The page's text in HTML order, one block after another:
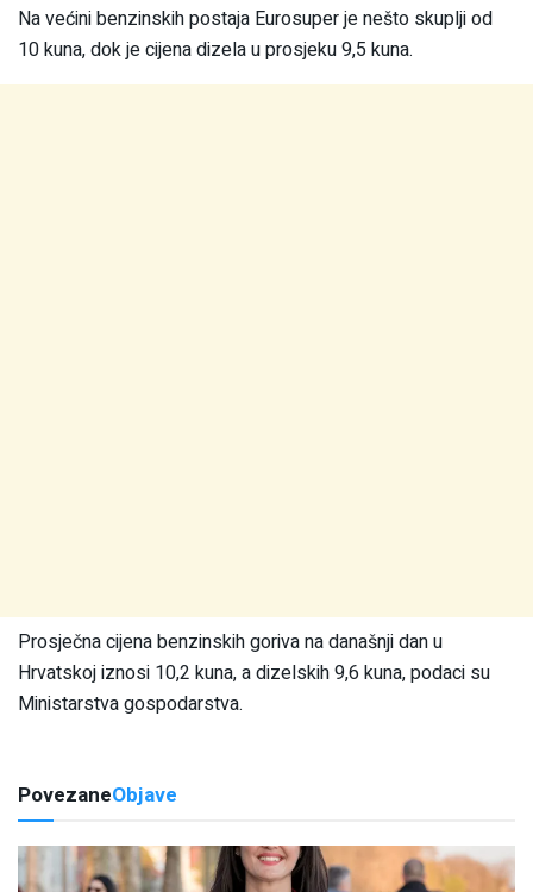
Na većini benzinskih postaja Eurosuper je nešto skuplji od
10 kuna, dok je cijena dizela u prosjeku 9,5 kuna.
Prosječna cijena benzinskih goriva na današnji dan u
Hrvatskoj iznosi 10,2 kuna, a dizelskih 9,6 kuna, podaci su
Ministarstva gospodarstva.
PovezaneObjave